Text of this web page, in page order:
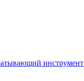
инструмент